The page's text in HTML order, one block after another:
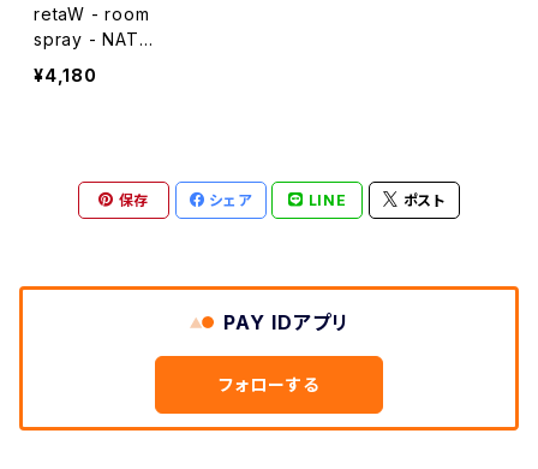
retaW - room
spray - NATU
RAL MYSTIC*
¥4,180
保存 シェア LINE ポスト
PAY IDアプリ
フォローする